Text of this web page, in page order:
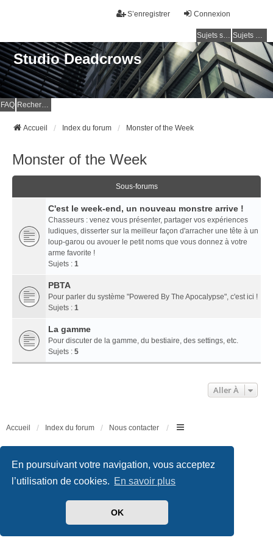
En poursuivant votre navigation, vous acceptez
l’utilisation de cookies. En savoir plus
OK
Connexion
S’enregistrer
Sujets sans réponse Sujets actifs
Studio Deadcrows
FAQ Rechercher
Accueil Index du forum Monster of the Week
Monster of the Week
Sous-forums
C'est le week-end, un nouveau monstre arrive !
Chasseurs : venez vous présenter, partager vos expériences
ludiques, disserter sur la meilleur façon d'arracher une tête à un
loup-garou ou avouer le petit noms que vous donnez à votre
arme favorite !
Sujets : 1
PBTA
Pour parler du système "Powered By The Apocalypse", c'est ici !
Sujets : 1
La gamme
Pour discuter de la gamme, du bestiaire, des settings, etc.
Sujets : 5
Aller À
Accueil Index du forum Nous contacter
Traduit par
phpBB-fr.com
we_universal
created by INVENTEA & v12mike
Confidentialité |Conditions